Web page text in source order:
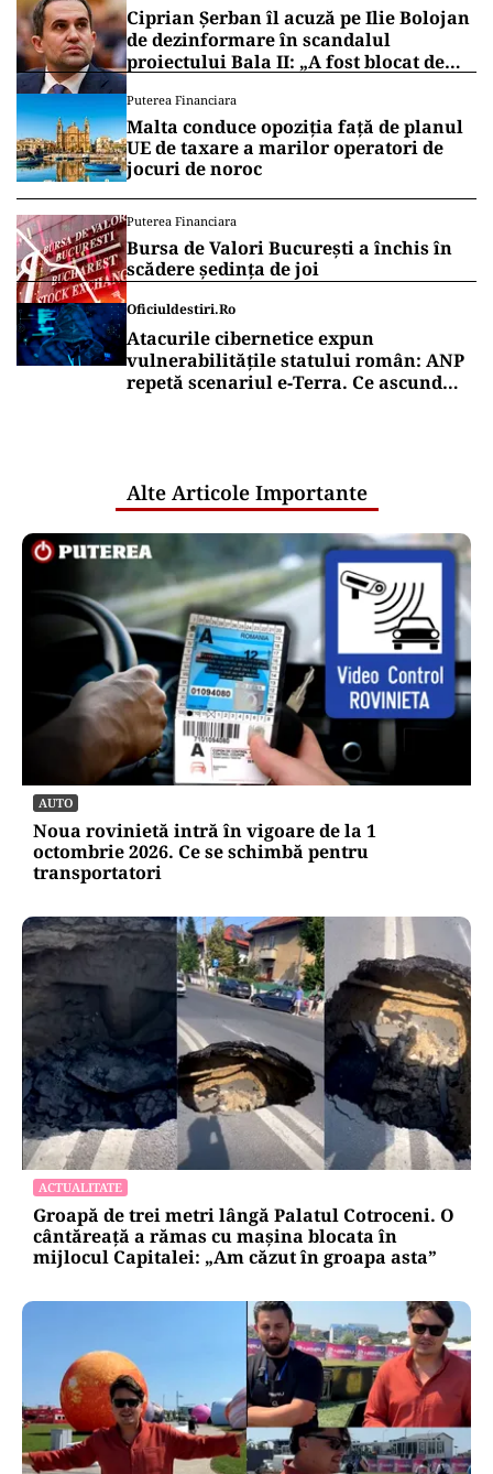
Ciprian Șerban îl acuză pe Ilie Bolojan
de dezinformare în scandalul
proiectului Bala II: „A fost blocat de
Puterea Financiara
Malta conduce opoziția față de planul
UE de taxare a marilor operatori de
jocuri de noroc
Puterea Financiara
Bursa de Valori București a închis în
scădere ședința de joi
Oficiuldestiri.ro
Atacurile cibernetice expun
vulnerabilitățile statului român: ANP
repetă scenariul e‑Terra. Ce ascund
Alte Articole Importante
AUTO
Noua rovinietă intră în vigoare de la 1
octombrie 2026. Ce se schimbă pentru
transportatori
ACTUALITATE
Groapă de trei metri lângă Palatul Cotroceni. O
cântăreață a rămas cu mașina blocata în
mijlocul Capitalei: „Am căzut în groapa asta”